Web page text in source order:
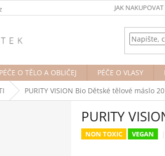
JAK NAKUPOVAT
PÉČE O TĚLO A OBLIČEJ PÉČE O VLASY
PURITY VISION Bio Dětské tělové máslo
PURITY
NON TOXIC VEGAN